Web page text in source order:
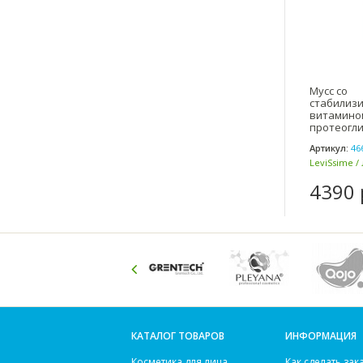
Мусс со
Артикул:
LeviSsime /
4390
КАТАЛОГ ТОВАРОВ
ИНФОРМАЦИЯ